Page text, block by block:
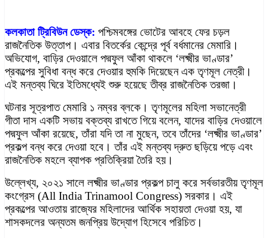
কলকাতা ট্রিবিউন ডেস্ক: পশ্চিমবঙ্গের ভোটের আবহে ফের চড়ল
রাজনৈতিক উত্তাপ। এবার বিতর্কের কেন্দ্রে পূর্ব বর্ধমানের মেমারি।
অভিযোগ, বাড়ির দেওয়ালে পদ্মফুল আঁকা থাকলে ‘লক্ষ্মীর ভাণ্ডার’
প্রকল্পের সুবিধা বন্ধ করে দেওয়ার হুমকি দিয়েছেন এক তৃণমূল নেত্রী।
এই মন্তব্য ঘিরে ইতিমধ্যেই শুরু হয়েছে তীব্র রাজনৈতিক তরজা।
ঘটনার সূত্রপাত মেমারি ১ নম্বর ব্লকে। তৃণমূলের মহিলা সভানেত্রী
গীতা দাস একটি সভায় বক্তব্য রাখতে গিয়ে বলেন, যাদের বাড়ির দেওয়ালে
পদ্মফুল আঁকা রয়েছে, তাঁরা যদি তা না মুছেন, তবে তাঁদের ‘লক্ষ্মীর ভাণ্ডার’
প্রকল্প বন্ধ করে দেওয়া হবে। তাঁর এই মন্তব্য দ্রুত ছড়িয়ে পড়ে এবং
রাজনৈতিক মহলে ব্যাপক প্রতিক্রিয়া তৈরি হয়।
উল্লেখ্য, ২০২১ সালে লক্ষ্মীর ভাণ্ডার প্রকল্প চালু করে সর্বভারতীয় তৃণমূল
কংগ্রেস (All India Trinamool Congress) সরকার। এই
প্রকল্পের আওতায় রাজ্যের মহিলাদের আর্থিক সহায়তা দেওয়া হয়, যা
শাসকদলের অন্যতম জনপ্রিয় উদ্যোগ হিসেবে পরিচিত।